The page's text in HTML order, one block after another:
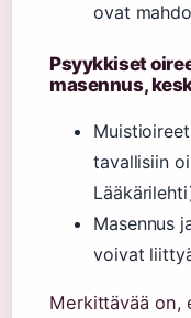
ovat
Psyykkiset
masennus,
tavallisiin
Masennus
voivat
Merkittävää on,